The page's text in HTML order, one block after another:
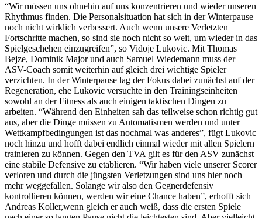
“Wir müssen uns ohnehin auf uns konzentrieren und wieder unseren
Rhythmus finden. Die Personalsituation hat sich in der Winterpause
noch nicht wirklich verbessert. Auch wenn unsere Verletzten
Fortschritte machen, so sind sie noch nicht so weit, um wieder in das
Spielgeschehen einzugreifen”, so Vidoje Lukovic. Mit Thomas
Bejze, Dominik Major und auch Samuel Wiedemann muss der
ASV-Coach somit weiterhin auf gleich drei wichtige Spieler
verzichten. In der Winterpause lag der Fokus dabei zunächst auf der
Regeneration, ehe Lukovic versuchte in den Trainingseinheiten
sowohl an der Fitness als auch einigen taktischen Dingen zu
arbeiten. “Während den Einheiten sah das teilweise schon richtig gut
aus, aber die Dinge müssen zu Automatismen werden und unter
Wettkampfbedingungen ist das nochmal was anderes”, fügt Lukovic
noch hinzu und hofft dabei endlich einmal wieder mit allen Spielern
trainieren zu können. Gegen den TVA gilt es für den ASV zunächst
eine stabile Defensive zu etablieren. “Wir haben viele unserer Scorer
verloren und durch die jüngsten Verletzungen sind uns hier noch
mehr weggefallen. Solange wir also den Gegnerdefensiv
kontrollieren können, werden wir eine Chance haben”, erhofft sich
Andreas Koller,wenn gleich er auch weiß, dass die ersten Spiele